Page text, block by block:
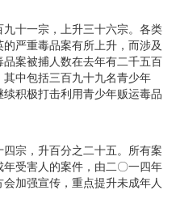
十一宗，上升三十六宗。各类
严重毒品案有所上升，而涉及
案被捕人数在去年有二千五百
中包括三百九十九名青少年
续积极打击利用青少年贩运毒品
宗，升百分之二十五。所有案
受害人的案件，由二〇一四年
加强宣传，重点提升未成年人